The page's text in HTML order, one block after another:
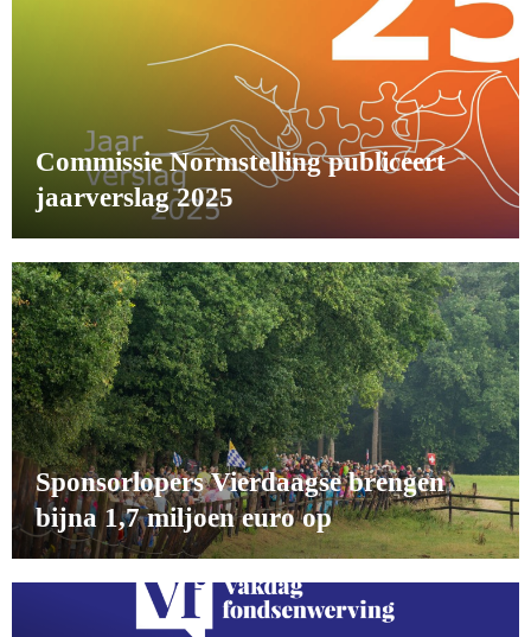
Commissie Normstelling publiceert
jaarverslag 2025
Sponsorlopers Vierdaagse brengen
bijna 1,7 miljoen euro op